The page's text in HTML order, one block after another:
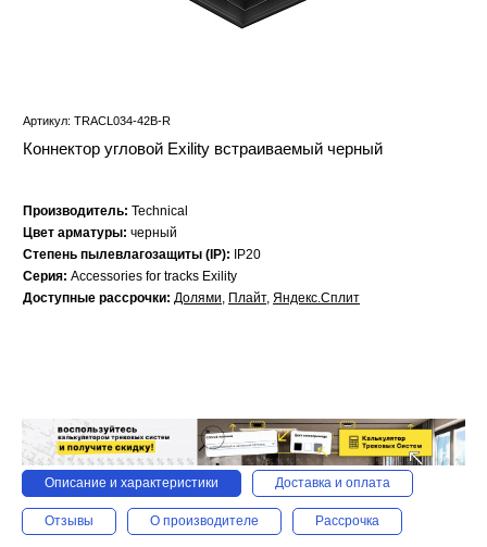
Артикул: TRACL034-42B-R
Коннектор угловой Exility встраиваемый черный
Производитель: Technical
Цвет арматуры: черный
Степень пылевлагозащиты (IP):
IP20
Серия: Accessories for tracks Exility
Доступные рассрочки: Долями, Плайт, Яндекс.Сплит
Описание и характеристики Доставка и оплата
Отзывы О производителе Рассрочка